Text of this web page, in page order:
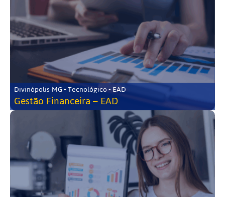
Divinópolis-MG • Tecnológico • EAD
Gestão Financeira – EAD